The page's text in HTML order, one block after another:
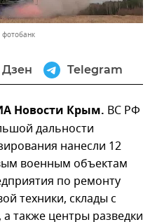
Дзен Telegram
Новости Крым. ВС РФ
дальности
нанесли 12
военным объектам
по ремонту
техники, склады с
также центры разведки